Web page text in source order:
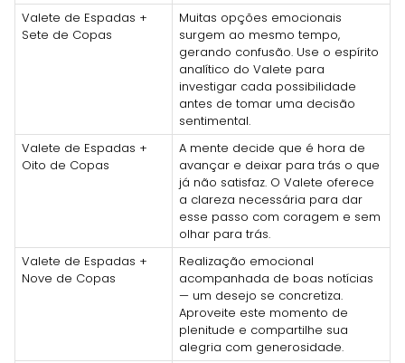
Valete de Espadas +
Sete de Copas
Muitas opções emocionais
surgem ao mesmo tempo,
gerando confusão. Use o espírito
analítico do Valete para
investigar cada possibilidade
antes de tomar uma decisão
sentimental.
Valete de Espadas +
Oito de Copas
A mente decide que é hora de
avançar e deixar para trás o que
já não satisfaz. O Valete oferece
a clareza necessária para dar
esse passo com coragem e sem
olhar para trás.
Valete de Espadas +
Nove de Copas
Realização emocional
acompanhada de boas notícias
— um desejo se concretiza.
Aproveite este momento de
plenitude e compartilhe sua
alegria com generosidade.